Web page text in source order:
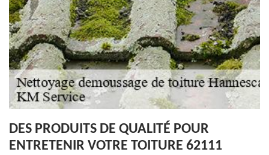
DES PRODUITS DE QUALITÉ POUR
ENTRETENIR VOTRE TOITURE 62111